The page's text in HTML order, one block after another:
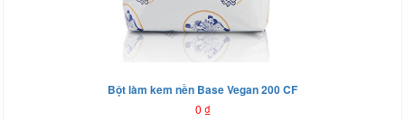
Bột làm kem nền Base Vegan 200 CF
0 ₫